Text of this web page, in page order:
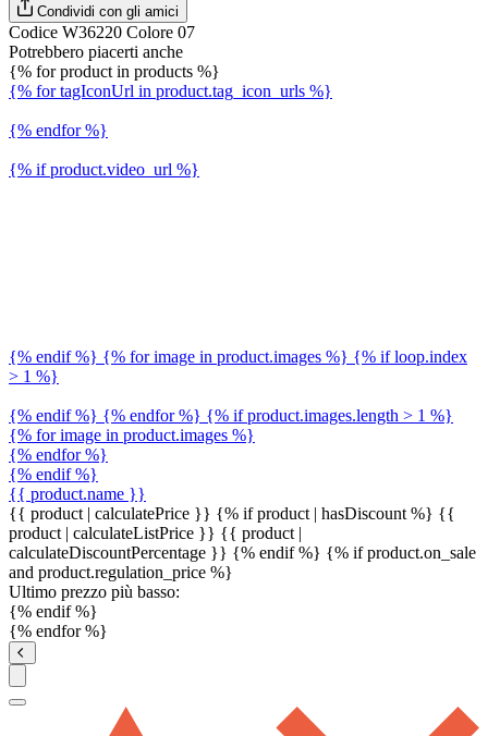
Condividi con gli amici
Codice W36220 Colore 07
Potrebbero piacerti anche
{% for product in products %}
{% for tagIconUrl in product.tag_icon_urls %}
{% endfor %}
{% if product.video_url %}
{% endif %} {% for image in product.images %} {% if loop.index
> 1 %}
{% endif %} {% endfor %} {% if product.images.length > 1 %}
{% for image in product.images %}
{% endfor %}
{% endif %}
{{ product.name }}
{{ product | calculatePrice }} {% if product | hasDiscount %} {{
product | calculateListPrice }} {{ product |
calculateDiscountPercentage }} {% endif %} {% if product.on_sale
and product.regulation_price %}
Ultimo prezzo più basso:
{% endif %}
{% endfor %}